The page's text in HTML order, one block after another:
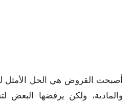
أصبحت القروض هي الحل الأمثل
والمادية، ولكن يرفضها البعض